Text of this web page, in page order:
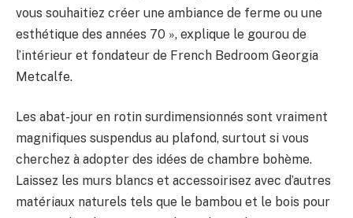
vous souhaitiez créer une ambiance de ferme ou une
esthétique des années 70 », explique le gourou de
l’intérieur et fondateur de French Bedroom Georgia
Metcalfe.
Les abat-jour en rotin surdimensionnés sont vraiment
magnifiques suspendus au plafond, surtout si vous
cherchez à adopter des idées de chambre bohème.
Laissez les murs blancs et accessoirisez avec d’autres
matériaux naturels tels que le bambou et le bois pour